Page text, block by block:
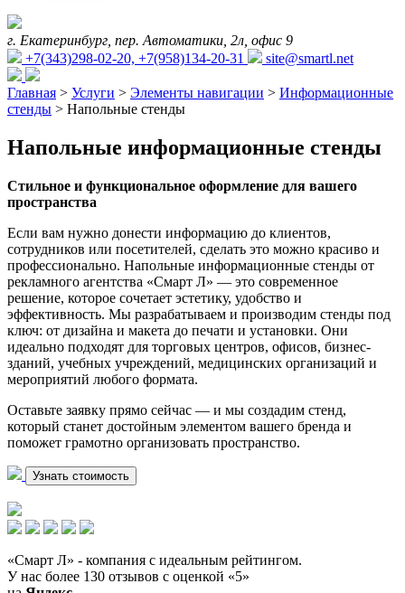
г. Екатеринбург, пер. Автоматики, 2л, офис 9
+7(343)298-02-20, +7(958)134-20-31
site@smartl.net
Главная > Услуги > Элементы навигации > Информационные
стенды > Напольные стенды
Напольные информационные стенды
Стильное и функциональное оформление для вашего
пространства
Если вам нужно донести информацию до клиентов,
сотрудников или посетителей, сделать это можно красиво и
профессионально. Напольные информационные стенды от
рекламного агентства «Смарт Л» — это современное
решение, которое сочетает эстетику, удобство и
эффективность. Мы разрабатываем и производим стенды под
ключ: от дизайна и макета до печати и установки. Они
идеально подходят для торговых центров, офисов, бизнес-
зданий, учебных учреждений, медицинских организаций и
мероприятий любого формата.
Оставьте заявку прямо сейчас — и мы создадим стенд,
который станет достойным элементом вашего бренда и
поможет грамотно организовать пространство.
Узнать стоимость
«Смарт Л» - компания с идеальным рейтингом.
У нас более 130 отзывов с оценкой «5»